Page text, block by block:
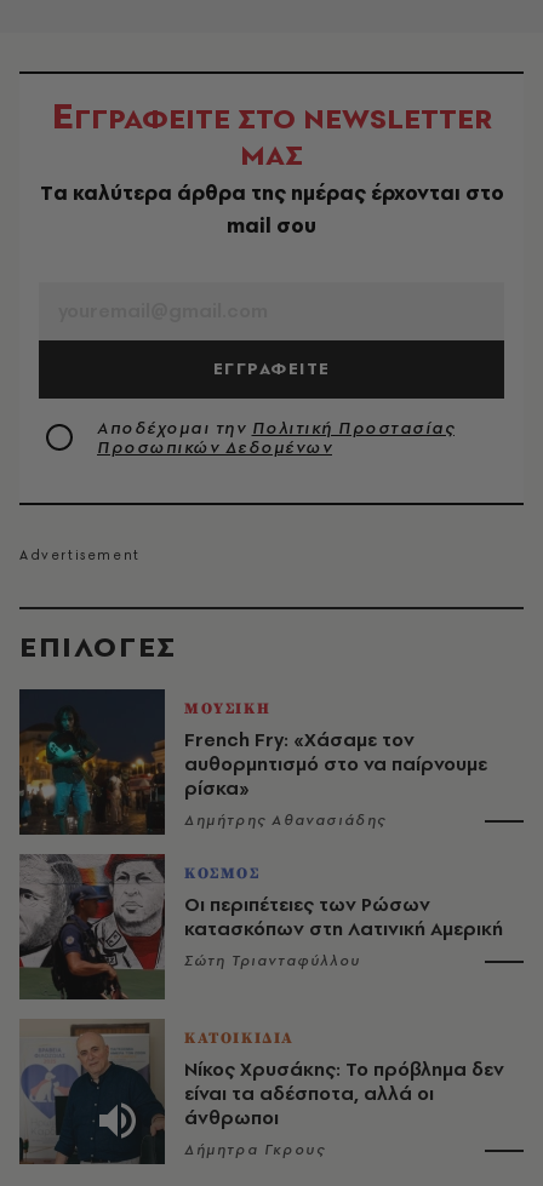
EΠΙΛΟΓΈΣ
ΜΟΥΣΙΚΗ
French Fry: «Χάσαμε τον
αυθορμητισμό στο να παίρνουμε
ρίσκα»
Δημήτρης Αθανασιάδης
ΚΟΣΜΟΣ
Οι περιπέτειες των Ρώσων
κατασκόπων στη Λατινική Αμερική
Σώτη Τριανταφύλλου
ΚΑΤΟΙΚΙΔΙΑ
Νίκος Χρυσάκης: Το πρόβλημα δεν
είναι τα αδέσποτα, αλλά οι
άνθρωποι
Δήμητρα Γκρους
ΕΓΓΡΑΦΕΙΤΕ ΣΤΟ NEWSLETTER
ΜΑΣ
Tα καλύτερα άρθρα της ημέρας έρχονται στο
mail σου
ΕΓΓΡΑΦΕΙΤΕ
Αποδέχομαι την Πολιτική Προστασίας
Προσωπικών Δεδομένων